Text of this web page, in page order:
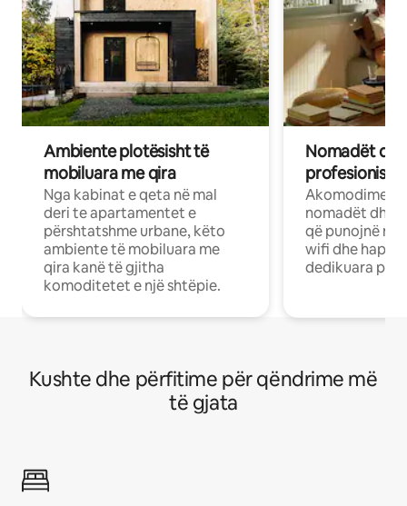
Ambiente plotësisht të
mobiluara me qira
Nga kabinat e qeta në mal
deri te apartamentet e
përshtatshme urbane, këto
ambiente të mobiluara me
qira kanë të gjitha
komoditetet e një shtëpie.
Nomadët
Akomodime
nomadët dhe
që punojnë në
wifi dhe
dedikuara
Kushte dhe përfitime për qëndrime më
të gjata